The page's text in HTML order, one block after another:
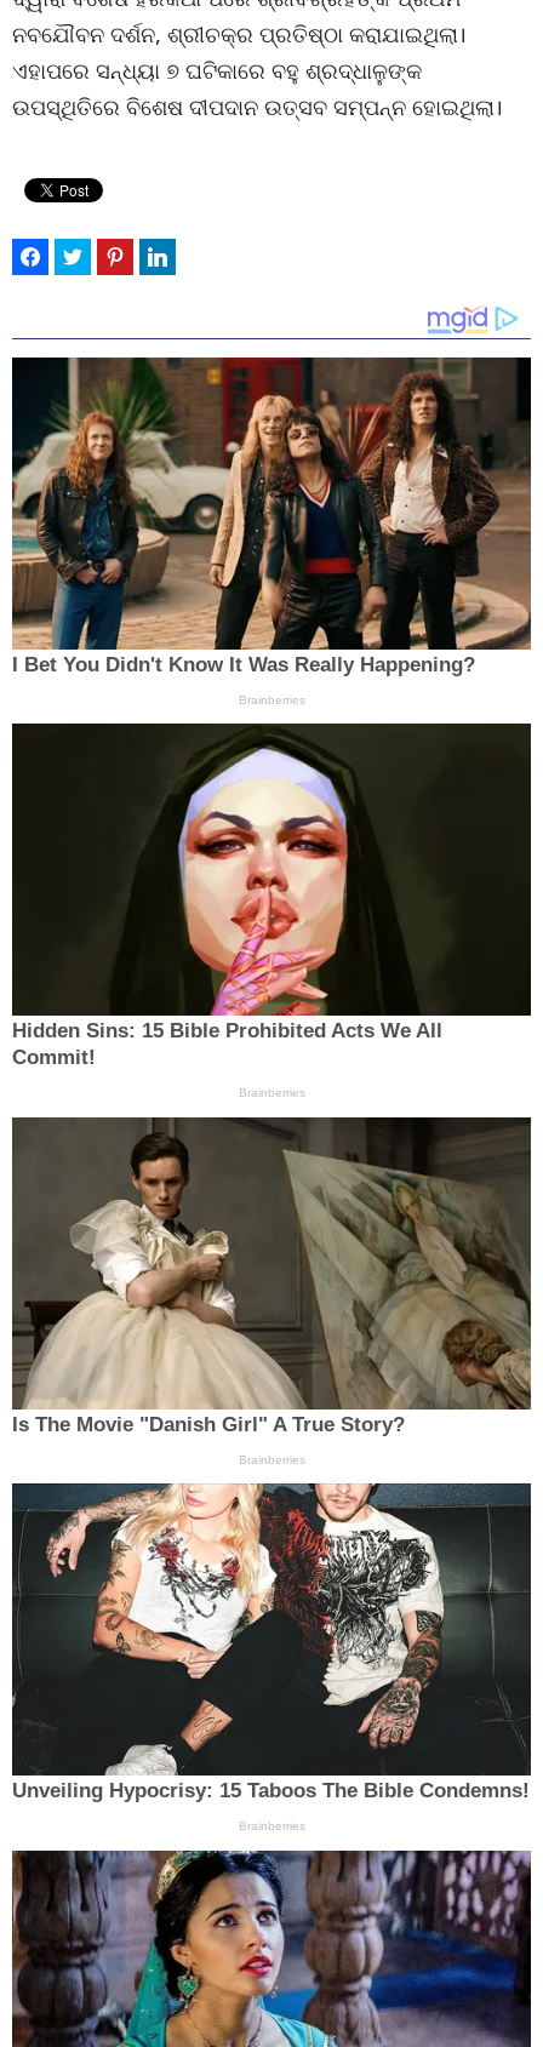
ନବଯୌବନ ଦର୍ଶନ, ଶ୍ରୀଚକ୍ର ପ୍ରତିଷ୍ଠା କରାଯାଇଥିଲା।
ଏହାପରେ ସନ୍ଧ୍ୟା ୭ ଘଟିକାରେ ବହୁ ଶ୍ରଦ୍ଧାଳୁଙ୍କ
ଉପସ୍ଥିତିରେ ବିଶେଷ ଦୀପଦାନ ଉତ୍ସବ ସମ୍ପନ୍ନ ହୋଇଥିଲା।